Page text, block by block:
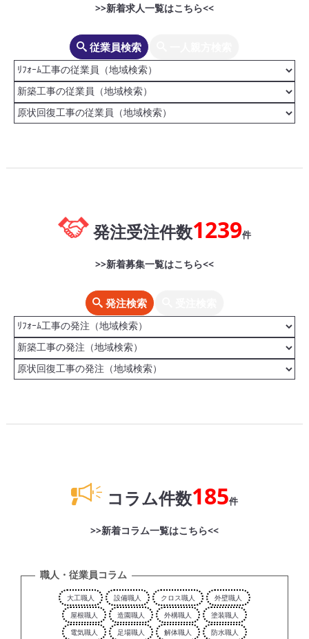
>>新着求人一覧はこちら<<
従業員検索
発注受注件数1239件
>>新着募集一覧はこちら<<
発注検索
コラム件数185件
>>新着コラム一覧はこちら<<
職人・従業員コラム
大工職人 設備職人 クロス職人
外壁職人
屋根職人
造園職人 外構職人
塗装職人
電気職人
足場職人 解体職人 防水職人